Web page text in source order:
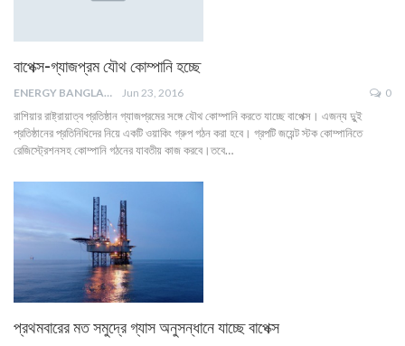
বাপেক্স-গ্যাজপ্রম যৌথ কোম্পানি হচ্ছে
ENERGY BANGLA Jun 23, 2016 0
রাশিয়ার রাষ্ট্রায়াত্ব প্রতিষ্ঠান গ্যাজপ্রমের সঙ্গে যৌথ কোম্পানি করতে যাচ্ছে বাপেক্স। এজন্য দুুই
প্রতিষ্ঠানের প্রতিনিধিদের নিয়ে একটি ওয়াকিং গ্রুপ গঠন করা হবে। গ্রপটি জয়েন্ট স্টক কোম্পানিতে
রেজিস্ট্রেশনসহ কোম্পানি গঠনের যাবতীয় কাজ করবে।তবে…
প্রথমবারের মত সমুদ্রে গ্যাস অনুসন্ধানে যাচ্ছে বাপেক্স